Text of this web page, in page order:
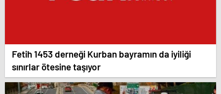
Fetih 1453 derneği Kurban bayramın da iyiliği
sınırlar ötesine taşıyor